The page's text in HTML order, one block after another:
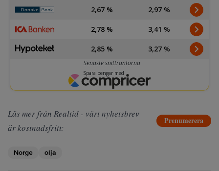
Läs mer från Realtid - vårt nyhetsbrev
är kostnadsfritt:
Prenumerera
Norge olja